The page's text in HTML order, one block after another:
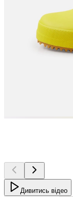
Дивитись відео